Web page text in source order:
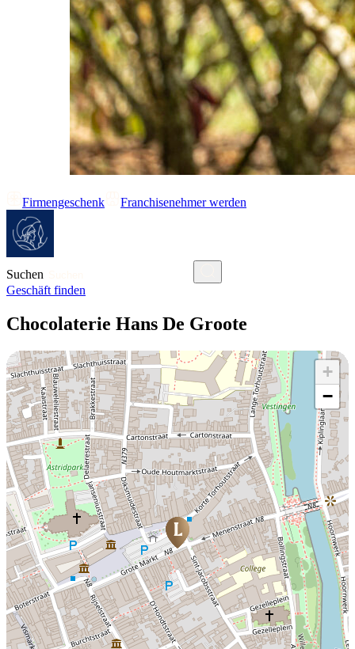
Firmengeschenk Franchisenehmer werden
Suchen
Geschäft finden
Chocolaterie Hans De Groote
+
−